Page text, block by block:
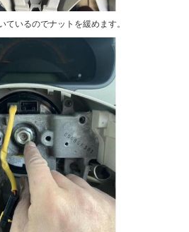
いるのでナットを緩めます。